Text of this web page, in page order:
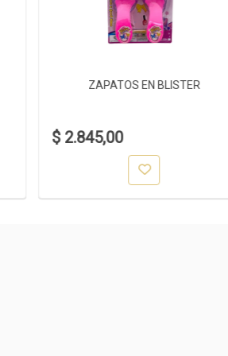
ZAPATOS EN BLISTER
$ 2.845,00